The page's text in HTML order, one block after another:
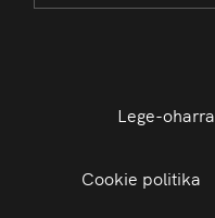
Lege-oharra
Cookie politika